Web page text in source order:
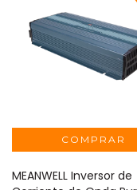
MEANWELL Inversor de